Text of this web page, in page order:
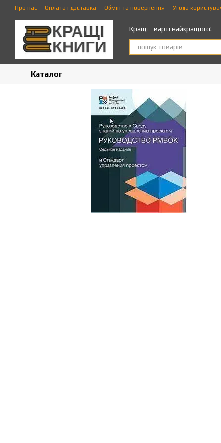
Перейти до основного контенту
Про нас Оплата і доставка Обмін та повернення Угода
Кращі - варті найкращого!
Каталог